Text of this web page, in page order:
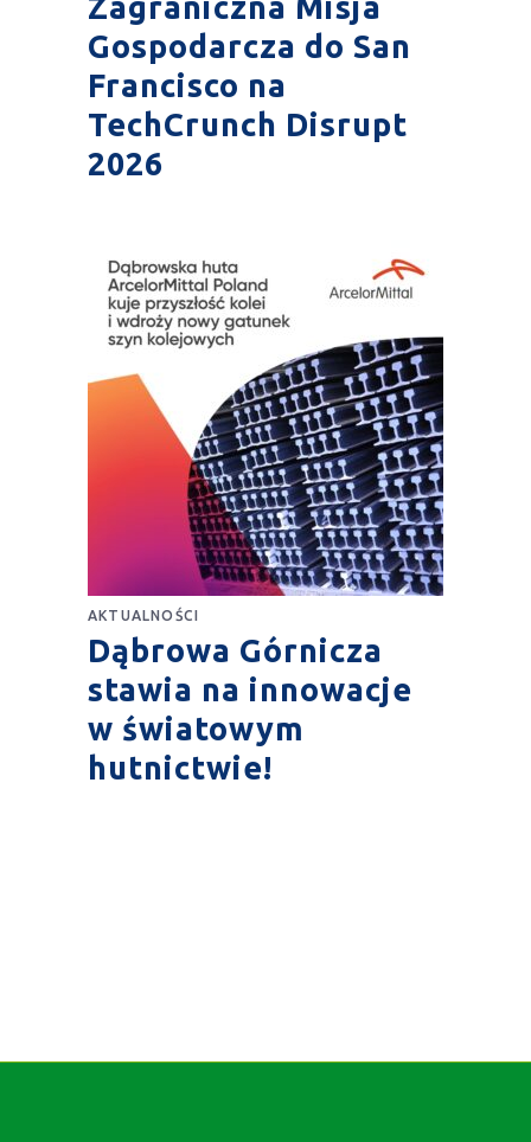
Zagraniczna Misja
Gospodarcza do San
Francisco na
TechCrunch Disrupt
2026
AKTUALNOŚCI
Dąbrowa Górnicza
stawia na innowacje
w światowym
hutnictwie!